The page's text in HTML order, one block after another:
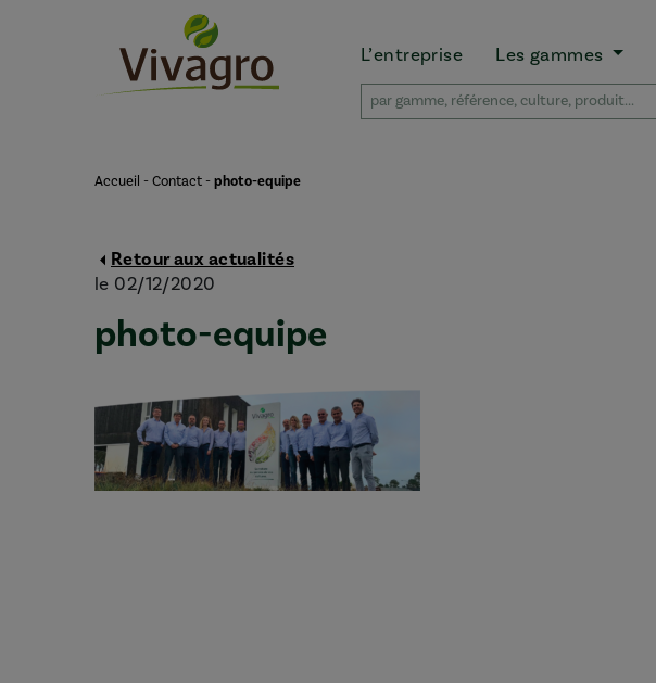
L’entreprise Les gammes
Accueil -Contact -photo-equipe
Retour aux actualités
le 02/12/2020
photo-equipe